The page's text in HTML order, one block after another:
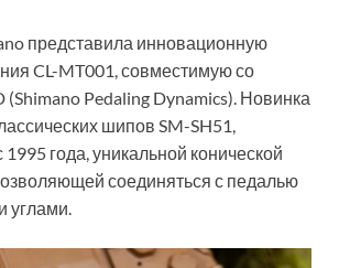
представила инновационную
CL-MT001, совместимую со
(Shimano Pedaling Dynamics). Новинка
шипов SM-SH51,
года, уникальной конической
соединяться с педалью
углами.